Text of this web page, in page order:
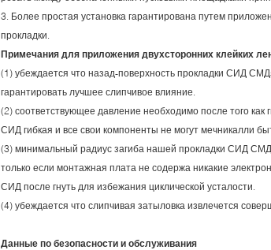
3. Более простая установка гарантирована путем
прокладки.
Примечания для приложения двухсторонних клейких
(1) убеждается что назад-поверхность прокладки СИД
гарантировать лучшее слипчивое влияние.
(2) соответствующее давление необходимо после того
СИД гибкая и все свои компоненты не могут мечникалли
(3) минимальный радиус загиба нашей прокладки СИД
только если монтажная плата не содержа никакие
СИД после гнуть для избежания циклической усталости.
(4) убеждается что слипчивая затыловка извлечется
Данные по безопасности и обслуживания